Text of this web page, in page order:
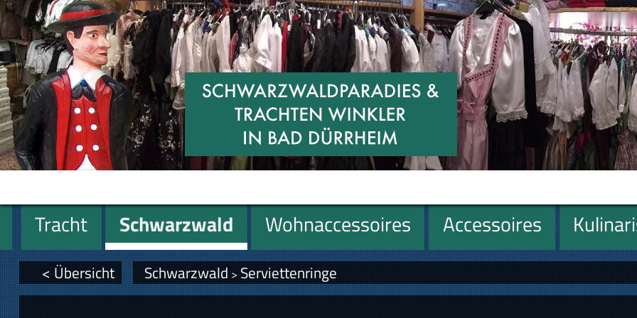
Tracht Schwarzwald Wohnaccessoires Accessoires
Miniaturen
Geschenke
< Übersicht Schwarzwald > Serviettenringe